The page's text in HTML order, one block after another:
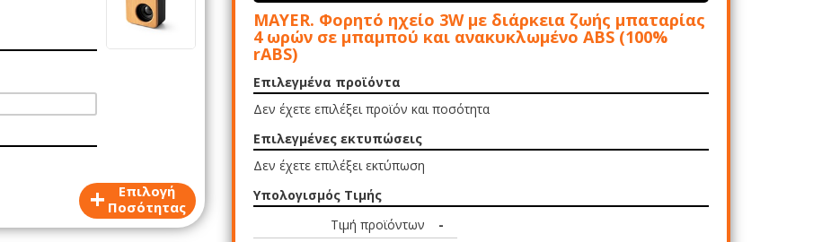
+
Επιλογή
Ποσότητας
MAYER. Φορητό ηχείο 3W με διάρκεια ζωής μπαταρίας
4 ωρών σε μπαμπού και ανακυκλωμένο ABS (100%
rABS)
Επιλεγμένα προϊόντα
Δεν έχετε επιλέξει προϊόν και ποσότητα
Επιλεγμένες εκτυπώσεις
Δεν έχετε επιλέξει εκτύπωση
Υπολογισμός Τιμής
Τιμή προϊόντων
-